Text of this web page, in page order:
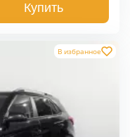
Купить
В избранное